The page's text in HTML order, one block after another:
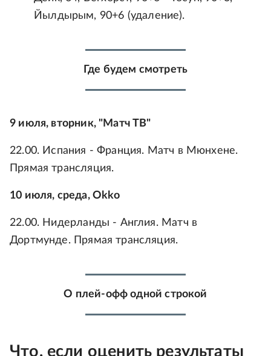
Йылдырым, 90+6 (удаление).
Где будем смотреть
9 июля, вторник, "Матч ТВ"
22.00. Испания - Франция. Матч в Мюнхене.
Прямая трансляция.
10 июля, среда, Okko
22.00. Нидерланды - Англия. Матч в
Дортмунде. Прямая трансляция.
О плей-офф одной строкой
Что, если оценить результаты